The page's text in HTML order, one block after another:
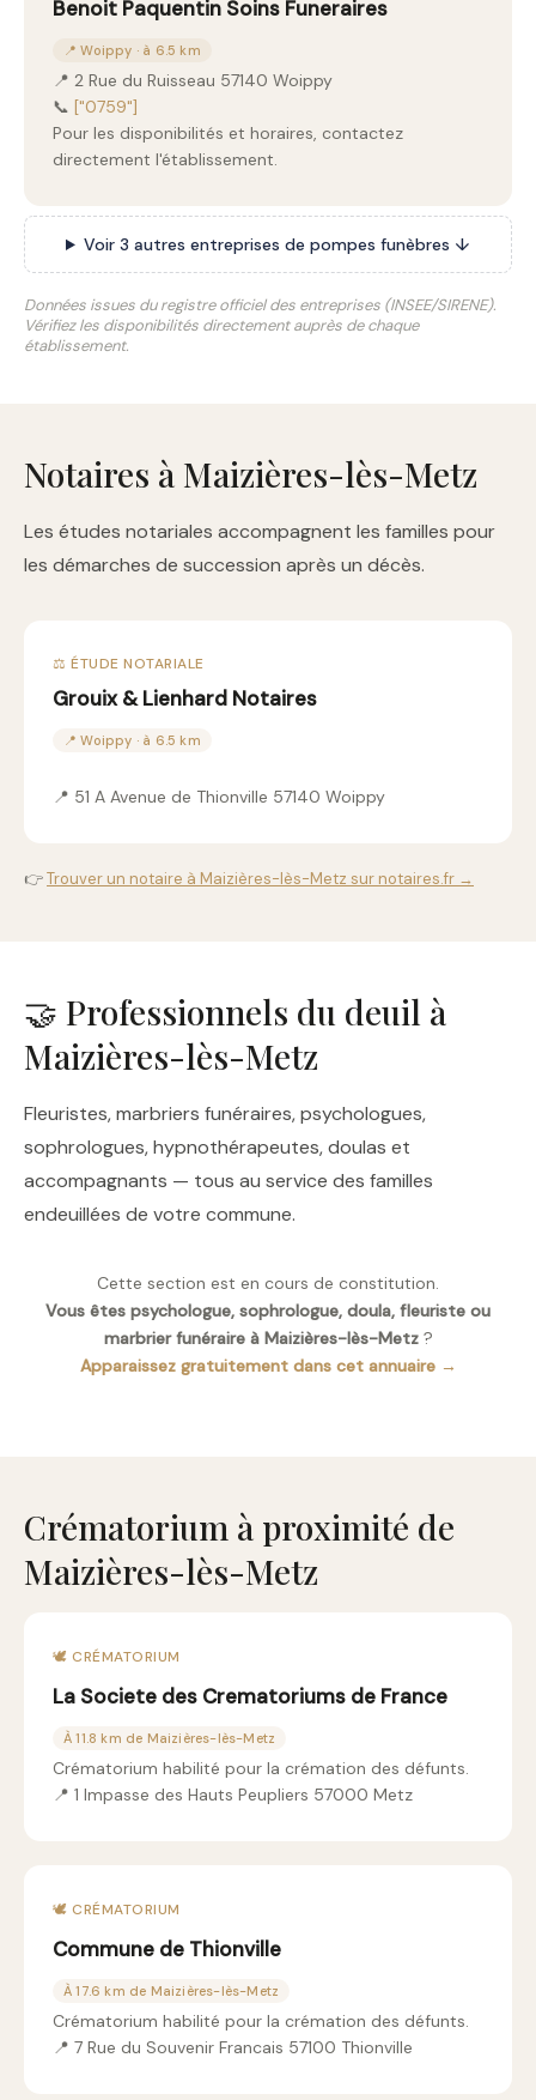
Benoit Paquentin Soins Funeraires
📍 Woippy · à 6.5 km
📍 2 Rue du Ruisseau 57140 Woippy
📞 ["0759"]
Pour les disponibilités et horaires, contactez
directement l'établissement.
Voir 3 autres entreprises de pompes funèbres ↓
Données issues du registre officiel des entreprises (INSEE/SIRENE).
Vérifiez les disponibilités directement auprès de chaque
établissement.
Notaires à Maizières-lès-Metz
Les études notariales accompagnent les familles pour
les démarches de succession après un décès.
⚖️ ÉTUDE NOTARIALE
Grouix & Lienhard Notaires
📍 Woippy · à 6.5 km
📍 51 A Avenue de Thionville 57140 Woippy
👉Trouver un notaire à Maizières-lès-Metz sur notaires.fr →
🤝 Professionnels du deuil à
Maizières-lès-Metz
Fleuristes, marbriers funéraires, psychologues,
sophrologues, hypnothérapeutes, doulas et
accompagnants — tous au service des familles
endeuillées de votre commune.
Cette section est en cours de constitution.
Vous êtes psychologue, sophrologue, doula, fleuriste ou
marbrier funéraire à Maizières-lès-Metz?
Apparaissez gratuitement dans cet annuaire →
Crématorium à proximité de
Maizières-lès-Metz
🕊️ CRÉMATORIUM
La Societe des Crematoriums de France
À 11.8 km de Maizières-lès-Metz
Crématorium habilité pour la crémation des défunts.
📍 1 Impasse des Hauts Peupliers 57000 Metz
🕊️ CRÉMATORIUM
Commune de Thionville
À 17.6 km de Maizières-lès-Metz
Crématorium habilité pour la crémation des défunts.
📍 7 Rue du Souvenir Francais 57100 Thionville